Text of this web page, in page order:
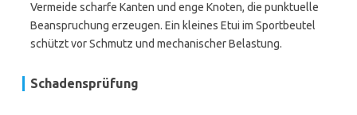
Vermeide scharfe Kanten und enge Knoten, die punktuelle
Beanspruchung erzeugen. Ein kleines Etui im Sportbeutel
schützt vor Schmutz und mechanischer Belastung.
Schadensprüfung